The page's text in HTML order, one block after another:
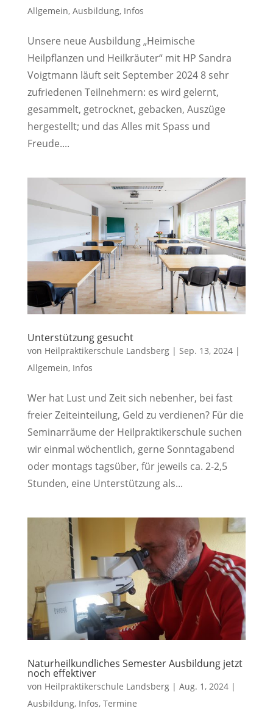
Allgemein, Ausbildung, Infos
Unsere neue Ausbildung „Heimische
Heilpflanzen und Heilkräuter“ mit HP Sandra
Voigtmann läuft seit September 2024 8 sehr
zufriedenen Teilnehmern: es wird gelernt,
gesammelt, getrocknet, gebacken, Auszüge
hergestellt; und das Alles mit Spass und
Freude....
Unterstützung gesucht
von Heilpraktikerschule Landsberg| Sep. 13, 2024|
Allgemein, Infos
Wer hat Lust und Zeit sich nebenher, bei fast
freier Zeiteinteilung, Geld zu verdienen? Für die
Seminarräume der Heilpraktikerschule suchen
wir einmal wöchentlich, gerne Sonntagabend
oder montags tagsüber, für jeweils ca. 2-2,5
Stunden, eine Unterstützung als...
Naturheilkundliches Semester Ausbildung jetzt
noch effektiver
von Heilpraktikerschule Landsberg| Aug. 1, 2024|
Ausbildung, Infos, Termine